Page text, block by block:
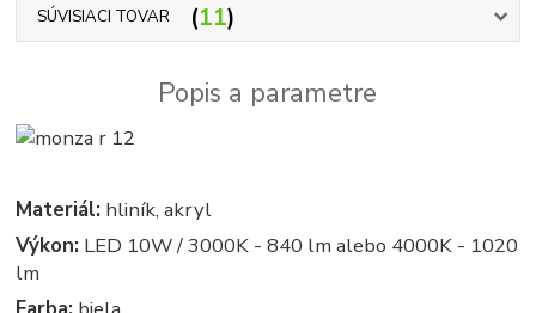
SÚVISIACI TOVAR 11
Popis a parametre
Materiál: hliník, akryl
Výkon: LED 10W / 3000K - 840 lm alebo 4000K - 1020
lm